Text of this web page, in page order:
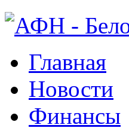
Главная
Новости
Финансы